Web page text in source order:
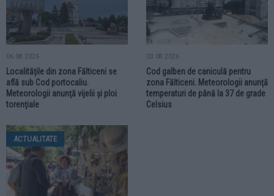
06.08.2026
Localitățile din zona Fălticeni se
află sub Cod portocaliu.
Meteorologii anunță vijelii și ploi
torențiale
03.08.2026
Cod galben de caniculă pentru
zona Fălticeni. Meteorologii anunță
temperaturi de până la 37 de grade
Celsius
ACTUALITATE